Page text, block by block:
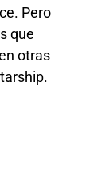
Pero
que
otras